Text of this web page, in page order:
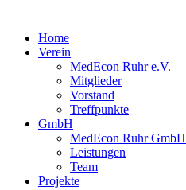
Home
Verein
MedEcon Ruhr e.V.
Mitglieder
Vorstand
Treffpunkte
GmbH
MedEcon Ruhr GmbH
Leistungen
Team
Projekte